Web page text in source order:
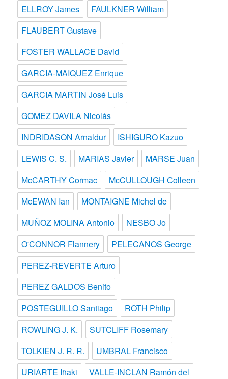
ELLROY James
FAULKNER William
FLAUBERT Gustave
FOSTER WALLACE David
GARCIA-MAIQUEZ Enrique
GARCIA MARTIN José Luis
GOMEZ DAVILA Nicolás
INDRIDASON Arnaldur
ISHIGURO Kazuo
LEWIS C. S.
MARIAS Javier
MARSE Juan
McCARTHY Cormac
McCULLOUGH Colleen
McEWAN Ian
MONTAIGNE Michel de
MUÑOZ MOLINA Antonio
NESBO Jo
O'CONNOR Flannery
PELECANOS George
PEREZ-REVERTE Arturo
PEREZ GALDOS Benito
POSTEGUILLO Santiago
ROTH Philip
ROWLING J. K.
SUTCLIFF Rosemary
TOLKIEN J. R. R.
UMBRAL Francisco
URIARTE Iñaki
VALLE-INCLAN Ramón del